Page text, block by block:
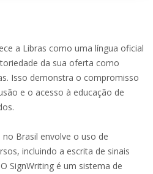
a Libras como uma língua oficial
da sua oferta como
Isso demonstra o compromisso
e o acesso à educação de
Brasil envolve o uso de
incluindo a escrita de sinais
SignWriting é um sistema de